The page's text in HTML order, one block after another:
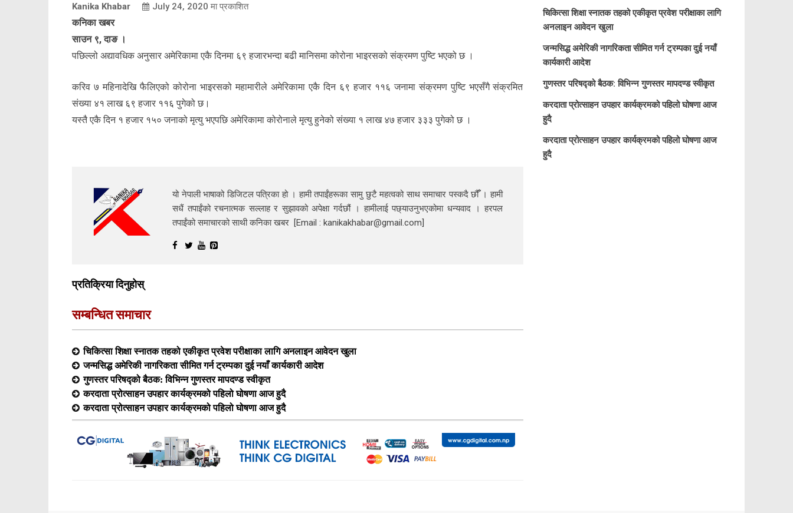
Kanika Khabar July 24, 2020 मा प्रकाशित
कनिका खबर
साउन ९, दाङ ।
पछिल्लो अद्यावधिक अनुसार अमेरिकामा एकै दिनमा ६९ हजारभन्दा बढी मानिसमा कोरोना भाइरसको संक्रमण पुष्टि भएको छ ।
करिव ७ महिनादेखि फैलिएको कोरोना भाइरसको महामारीले अमेरिकामा एकै दिन ६९ हजार ११६ जनामा संक्रमण पुष्टि भएसँगै संक्रमित
संख्या ४१ लाख ६९ हजार ११६ पुगेको छ।
यस्तै एकै दिन १ हजार १५० जनाको मृत्यु भएपछि अमेरिकामा कोरोनाले मृत्यु हुनेको संख्या १ लाख ४७ हजार ३३३ पुगेको छ ।
यो नेपाली भाषाको डिजिटल पत्रिका हो । हामी तपाईंहरूका सामु छुटै महत्वको साथ समाचार पस्कदै छौँँ । हामी
सधैं तपाईंको रचनात्मक सल्लाह र सुझावको अपेक्षा गर्दछौं । हामीलाई पछ्याउनुभएकोमा धन्यवाद । हरपल
तपाईंको समाचारको साथी कनिका खबर [Email : kanikakhabar@gmail.com]
प्रतिक्रिया दिनुहोस्
सम्बन्धित समाचार
चिकित्सा शिक्षा स्नातक तहको एकीकृत प्रवेश परीक्षाका लागि अनलाइन आवेदन खुला
जन्मसिद्ध अमेरिकी नागरिकता सीमित गर्न ट्रम्पका दुई नयाँ कार्यकारी आदेश
गुणस्तर परिषद्को बैठक: विभिन्न गुणस्तर मापदण्ड स्वीकृत
करदाता प्रोत्साहन उपहार कार्यक्रमको पहिलो घोषणा आज हुदै
करदाता प्रोत्साहन उपहार कार्यक्रमको पहिलो घोषणा आज हुदै
चिकित्सा शिक्षा स्नातक तहको एकीकृत प्रवेश परीक्षाका लागि
अनलाइन आवेदन खुला
जन्मसिद्ध अमेरिकी नागरिकता सीमित गर्न ट्रम्पका दुई नयाँ
कार्यकारी आदेश
गुणस्तर परिषद्को बैठक: विभिन्न गुणस्तर मापदण्ड स्वीकृत
करदाता प्रोत्साहन उपहार कार्यक्रमको पहिलो घोषणा आज
हुदै
करदाता प्रोत्साहन उपहार कार्यक्रमको पहिलो घोषणा आज
हुदै